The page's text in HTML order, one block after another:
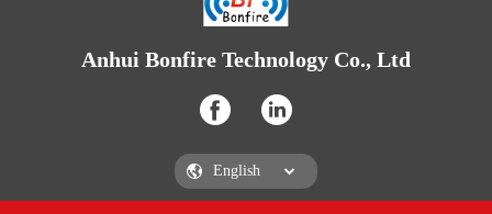
Anhui Bonfire Technology Co., Ltd